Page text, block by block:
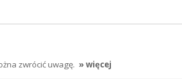
zwrócić uwagę. » więcej